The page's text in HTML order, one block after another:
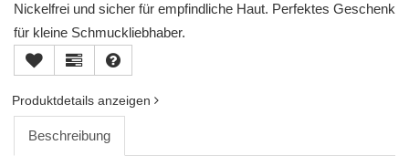
Nickelfrei und sicher für empfindliche Haut. Perfektes Geschenk
für kleine Schmuckliebhaber.
Produktdetails anzeigen
Beschreibung